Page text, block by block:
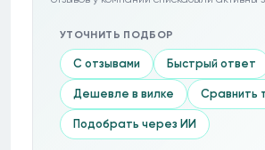
УТОЧНИТЬ ПОДБОР
С отзывами Быстрый ответ
Дешевле в вилке Сравнить
Подобрать через ИИ